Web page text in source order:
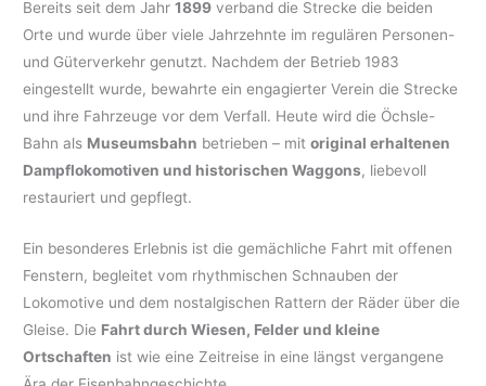
Bereits seit dem Jahr1899 verband die Strecke die beiden
Orte und wurde über viele Jahrzehnte im regulären Personen-
und Güterverkehr genutzt. Nachdem der Betrieb 1983
eingestellt wurde, bewahrte ein engagierter Verein die Strecke
und ihre Fahrzeuge vor dem Verfall. Heute wird die Öchsle-
Bahn als Museumsbahn betrieben – mitoriginal erhaltenen
Dampflokomotiven und historischen Waggons, liebevoll
restauriert und gepflegt.
Ein besonderes Erlebnis ist die gemächliche Fahrt mit offenen
Fenstern, begleitet vom rhythmischen Schnauben der
Lokomotive und dem nostalgischen Rattern der Räder über die
Gleise. Die Fahrt durch Wiesen, Felder und kleine
Ortschaften ist wie eine Zeitreise in eine längst vergangene